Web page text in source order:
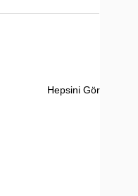
Hepsini Gör